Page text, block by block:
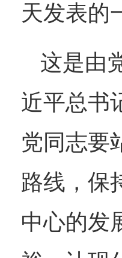
天发表的
这是由
近平总书
党同志要
路线，保
中心的发